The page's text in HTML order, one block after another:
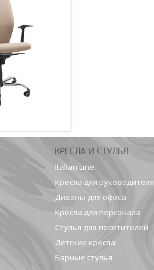
КРЕСЛА И СТУЛЬЯ
Italian Line
Кресла для руководителя
Диваны для офиса
Кресла для персонала
Стулья для посетителей
Детские кресла
Барные стулья